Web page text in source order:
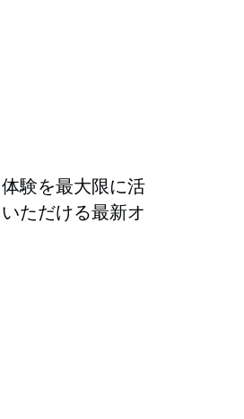
験を最大限に活
ただける最新オ